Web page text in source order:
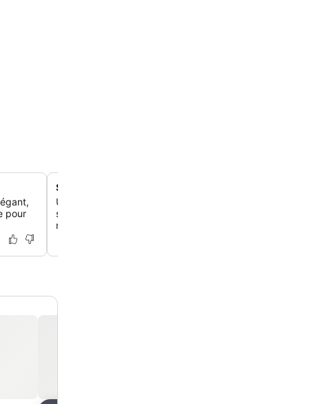
pour
Services de baby-sitting professionnels
Utilise les services de garde d'enfants sur place,
supplément, pour que les parents puissent explorer les
nocturnes de Rome en toute tranquillité.